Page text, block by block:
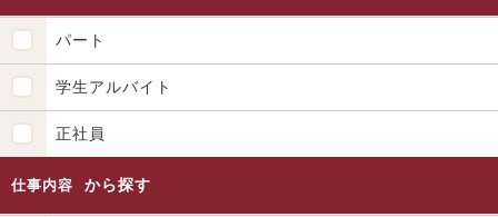
パート
学生アルバイト
正社員
仕事内容 から探す